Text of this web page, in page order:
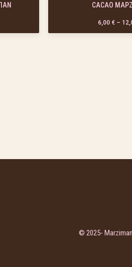
range: 6,00 € through 12,00 €
CACAO
6,00 € –
© 2025-